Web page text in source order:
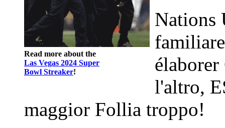
Read more about the
Las Vegas 2024 Super
Bowl Streaker!
Nations
l'altro,
maggior Follia troppo!